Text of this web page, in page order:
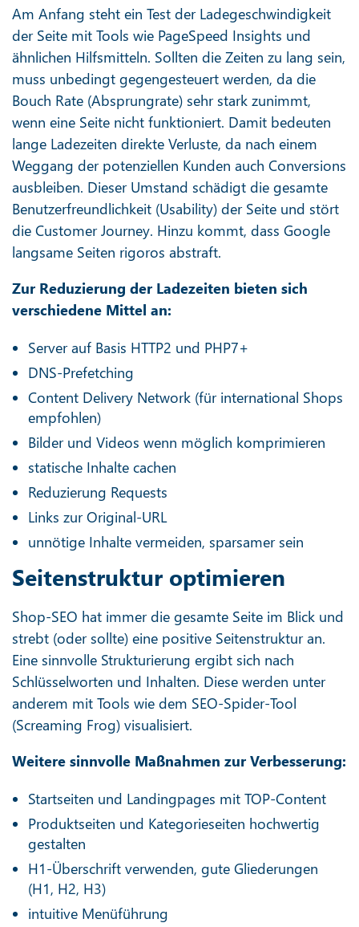
Am Anfang steht ein Test der Ladegeschwindigkeit
der Seite mit Tools wie PageSpeed Insights und
ähnlichen Hilfsmitteln. Sollten die Zeiten zu lang sein,
muss unbedingt gegengesteuert werden, da die
Bouch Rate (Absprungrate) sehr stark zunimmt,
wenn eine Seite nicht funktioniert. Damit bedeuten
lange Ladezeiten direkte Verluste, da nach einem
Weggang der potenziellen Kunden auch Conversions
ausbleiben. Dieser Umstand schädigt die gesamte
Benutzerfreundlichkeit (Usability) der Seite und stört
die Customer Journey. Hinzu kommt, dass Google
langsame Seiten rigoros abstraft.
Zur Reduzierung der Ladezeiten bieten sich
verschiedene Mittel an:
Server auf Basis HTTP2 und PHP7+
DNS-Prefetching
Content Delivery Network (für international Shops
empfohlen)
Bilder und Videos wenn möglich komprimieren
statische Inhalte cachen
Reduzierung Requests
Links zur Original-URL
unnötige Inhalte vermeiden, sparsamer sein
Seitenstruktur optimieren
Shop-SEO hat immer die gesamte Seite im Blick und
strebt (oder sollte) eine positive Seitenstruktur an.
Eine sinnvolle Strukturierung ergibt sich nach
Schlüsselworten und Inhalten. Diese werden unter
anderem mit Tools wie dem SEO-Spider-Tool
(Screaming Frog) visualisiert.
Weitere sinnvolle Maßnahmen zur Verbesserung:
Startseiten und Landingpages mit TOP-Content
Produktseiten und Kategorieseiten hochwertig
gestalten
H1-Überschrift verwenden, gute Gliederungen
(H1, H2, H3)
intuitive Menüführung